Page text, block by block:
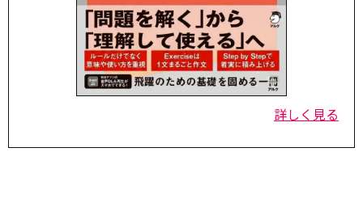
詳しく見る